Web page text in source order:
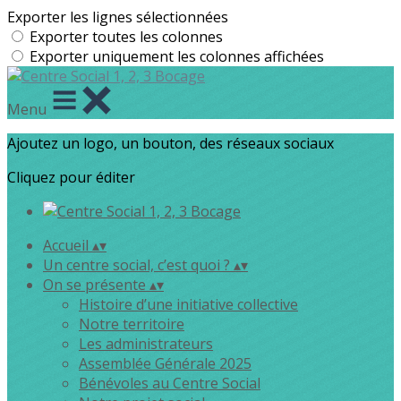
Exporter les lignes sélectionnées
Exporter toutes les colonnes
Exporter uniquement les colonnes affichées
Menu
Ajoutez un logo, un bouton, des réseaux sociaux
Cliquez pour éditer
Accueil ▴▾
Un centre social, c’est quoi ? ▴▾
On se présente ▴▾
Histoire d’une initiative collective
Notre territoire
Les administrateurs
Assemblée Générale 2025
Bénévoles au Centre Social